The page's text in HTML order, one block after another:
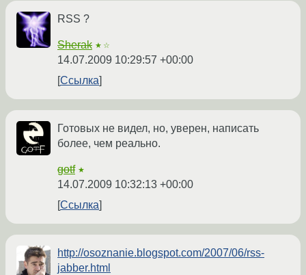
RSS ?
Sherak ★☆
14.07.2009 10:29:57 +00:00
Ссылка
Готовых не видел, но, уверен, написать
более, чем реально.
gotf ★
14.07.2009 10:32:13 +00:00
Ссылка
http://osoznanie.blogspot.com/2007/06/rss-
jabber.html